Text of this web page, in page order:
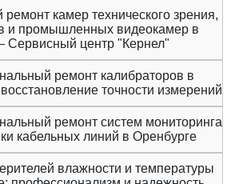
камер технического зрения,
и промышленных видеокамер в
Сервисный центр "Кернел"
ремонт калибраторов в
точности измерений
ремонт систем мониторинга
кабельных линий в Оренбурге
влажности и температуры